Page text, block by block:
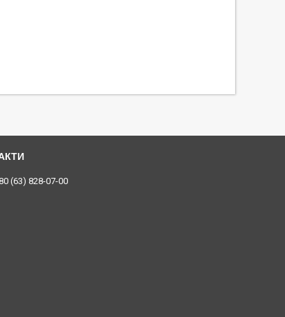
(63) 828-07-00